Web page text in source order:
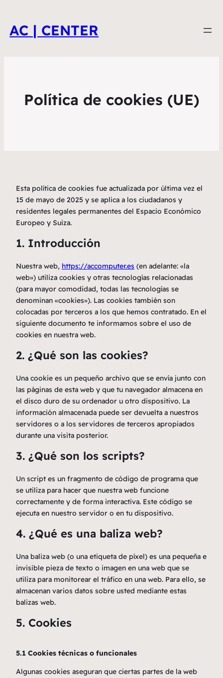
AC | CENTER
Política de cookies (UE)
Esta política de cookies fue actualizada por última vez el
15 de mayo de 2025 y se aplica a los ciudadanos y
residentes legales permanentes del Espacio Económico
Europeo y Suiza.
1. Introducción
Nuestra web, https://accomputer.es (en adelante: «la
web») utiliza cookies y otras tecnologías relacionadas
(para mayor comodidad, todas las tecnologías se
denominan «cookies»). Las cookies también son
colocadas por terceros a los que hemos contratado. En el
siguiente documento te informamos sobre el uso de
cookies en nuestra web.
2. ¿Qué son las cookies?
Una cookie es un pequeño archivo que se envía junto con
las páginas de esta web y que tu navegador almacena en
el disco duro de su ordenador u otro dispositivo. La
información almacenada puede ser devuelta a nuestros
servidores o a los servidores de terceros apropiados
durante una visita posterior.
3. ¿Qué son los scripts?
Un script es un fragmento de código de programa que
se utiliza para hacer que nuestra web funcione
correctamente y de forma interactiva. Este código se
ejecuta en nuestro servidor o en tu dispositivo.
4. ¿Qué es una baliza web?
Una baliza web (o una etiqueta de píxel) es una pequeña e
invisible pieza de texto o imagen en una web que se
utiliza para monitorear el tráfico en una web. Para ello, se
almacenan varios datos sobre usted mediante estas
balizas web.
5. Cookies
5.1 Cookies técnicas o funcionales
Algunas cookies aseguran que ciertas partes de la web